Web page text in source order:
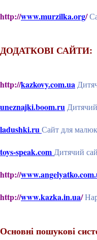
http://www.murzilka.org/
ДОДАТКОВІ САЙТИ:
http://kazkovy.com.ua
uneznajki.boom.ru
ladushki.ruСайт для
toys-speak.com Дитячий
http://
http://www.kazka.in.ua/
Основні пошукові